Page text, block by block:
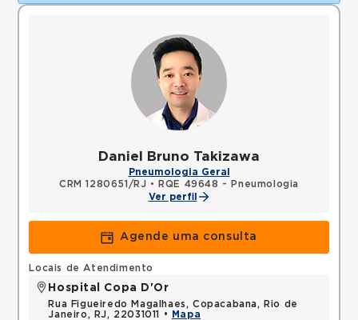
Daniel Bruno Takizawa
Pneumologia Geral
CRM 1280651/RJ •
RQE 49648 - Pneumologia
Ver perfil
Agende uma consulta
Locais de Atendimento
Hospital Copa D'Or
Rua Figueiredo Magalhaes, Copacabana, Rio de
Janeiro, RJ, 22031011 •
Mapa